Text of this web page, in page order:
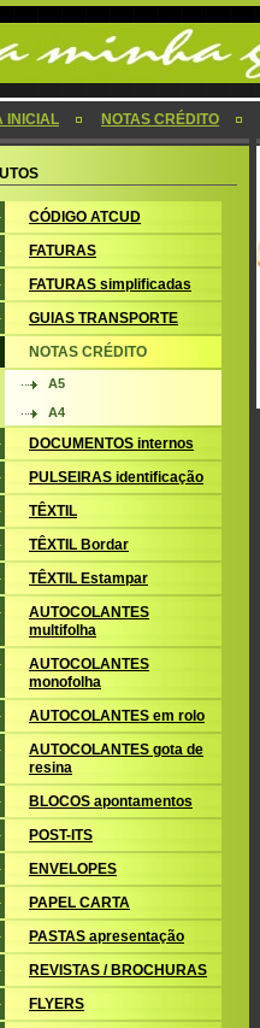
INICIAL NOTAS CRÉDITO
CÓDIGO ATCUD
FATURAS
FATURAS simplificadas
GUIAS TRANSPORTE
NOTAS CRÉDITO
A5
A4
DOCUMENTOS internos
PULSEIRAS identificação
TÊXTIL
TÊXTIL Bordar
TÊXTIL Estampar
AUTOCOLANTES
multifolha
AUTOCOLANTES
monofolha
AUTOCOLANTES em rolo
AUTOCOLANTES gota de
resina
BLOCOS apontamentos
POST-ITS
ENVELOPES
PAPEL CARTA
PASTAS apresentação
REVISTAS / BROCHURAS
FLYERS